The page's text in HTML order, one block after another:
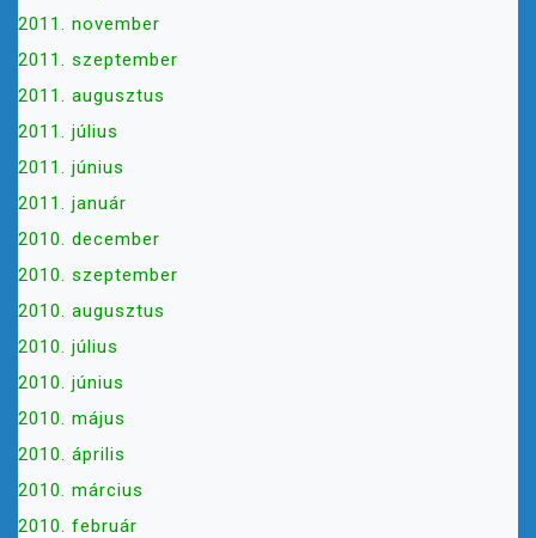
2011. november
2011. szeptember
2011. augusztus
2011. július
2011. június
2011. január
2010. december
2010. szeptember
2010. augusztus
2010. július
2010. június
2010. május
2010. április
2010. március
2010. február